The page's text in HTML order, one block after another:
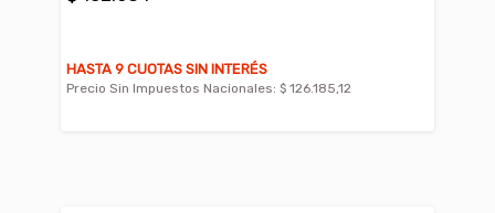
HASTA 9 CUOTAS SIN INTERÉS
Precio Sin Impuestos Nacionales: $ 126.185,12